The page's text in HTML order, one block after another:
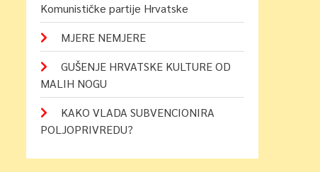
Komunističke partije Hrvatske
MJERE NEMJERE
GUŠENJE HRVATSKE KULTURE OD
MALIH NOGU
KAKO VLADA SUBVENCIONIRA
POLJOPRIVREDU?